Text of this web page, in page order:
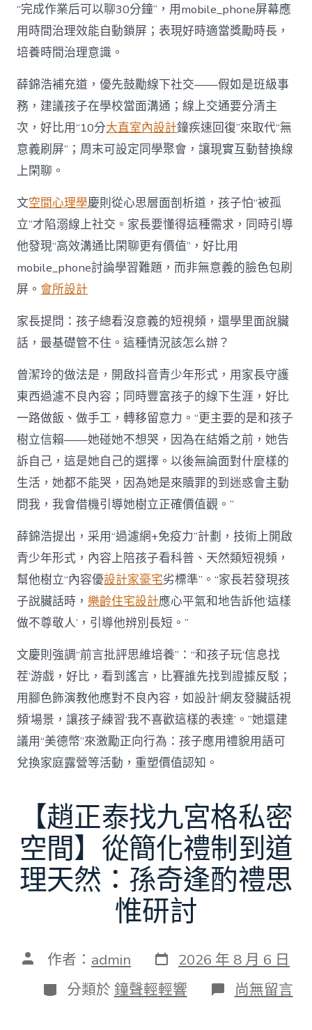
“完成作業后可以聊30分鐘”，用mobile_phone屏幕應
用時間治理效能自動鎖屏；表現好時適當獎勵時長，
培養時間治理意識。
薛錦浩補充道，優先鼓勵線下社交——假如是班級事
務，建議孩子在學校當面溝通；線上交通要分清主
次，好比用“10分大直室內設計鐘疾速回復”來取代“無
意義刷屏”；周末可設定同學聚會，讓現實互動替換線
上閑聊。
文空間心理學慶則從心思層面剖析道，孩子怕“被孤
立”才陷溺線上社交。家長要懂得這種需求，同時引導
他發現“高效溝通比閑聊更有價值”，好比用
mobile_phone討論學習難題，而非無意義的臉色包刷
屏。會所設計
家長提問：孩子總看沒意義的短視頻，還學里面說臟
話，最基礎管不住。這種情況該怎么辦？
曾潔玲的做法是，開啟抖音青少年形式，用家長守護
東西過濾不良內容；同時豐富孩子的線下生涯，好比
一路做飯、做手工，轉移留意力。“更主要的是和孩子
樹立信賴——她碰她不想哭，因為在結婚之前，她告
訴自己，這是她自己的選擇。以後無論面對什麼樣的
生活，她都不能哭，因為她是來贖罪的到迷惑會主動
問我，我會借機引導她樹立正確價值觀。”
薛錦浩提出，采用“過濾網+免疫力”計劃，技術上開啟
青少年形式，內容上陪孩子看科普、天然類短視頻，
幫他樹立“內容優設計家豪宅劣標準”。“家長若發現孩
子說臟話時，樂齡住宅設計應心平氣和地告訴他‘這樣
做不尊敬人’，引導他辨別長短。”
文慶則強調“前言批評思維培養”：“和孩子玩‘信息找
茬’游戲，好比，看到謠言，比賽誰先找到證據反駁；
用腳色飾演教他應對不良內容，如設計‘網友發臟話視
頻’場景，讓孩子練習‘我不喜歡這樣的表達’。”她還建
議用“美德幣”來激勵正向行為：孩子應用禮貌用語可
兌換家庭露營等活動，重塑價值認知。
【趙正泰找九宮格私密
空間】從簡化禮制到道
理天然：孫奇逢酌禮思
惟研討
文 作者： admin 發
表
日
期
2026 年 8 月 6 日
分
類
分類於 鐘聲輕輕響 在
〈【趙
尚無留言